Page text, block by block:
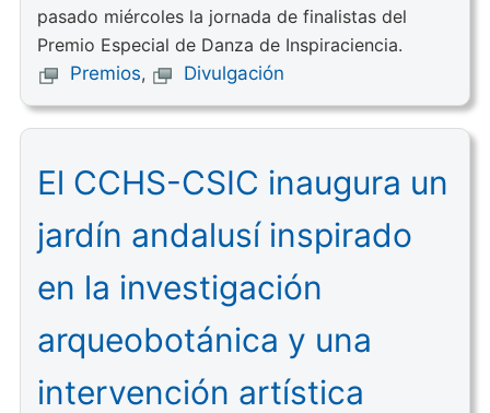
pasado miércoles la jornada de finalistas del
Premio Especial de Danza de Inspiraciencia.
Premios, Divulgación
El CCHS-CSIC inaugura un
jardín andalusí inspirado
en la investigación
arqueobotánica y una
intervención artística